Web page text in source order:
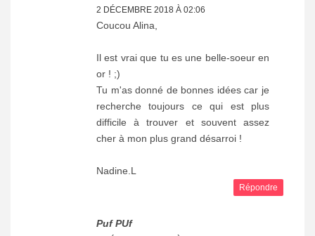
2 DÉCEMBRE 2018 À 02:06
Coucou Alina,
Il est vrai que tu es une belle-soeur en
or ! ;)
Tu m'as donné de bonnes idées car je
recherche toujours ce qui est plus
difficile à trouver et souvent assez
cher à mon plus grand désarroi !
Nadine.L
Répondre
Puf PUf